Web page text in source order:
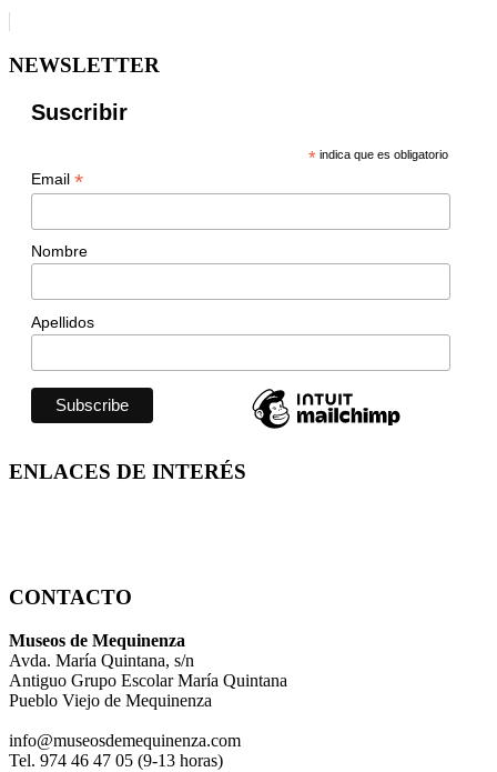
NEWSLETTER
Suscribir
* indica que es obligatorio
Email *
Nombre
Apellidos
ENLACES DE INTERÉS
CONTACTO
Museos de Mequinenza
Avda. María Quintana, s/n
Antiguo Grupo Escolar María Quintana
Pueblo Viejo de Mequinenza
info@museosdemequinenza.com
Tel. 974 46 47 05 (9-13 horas)